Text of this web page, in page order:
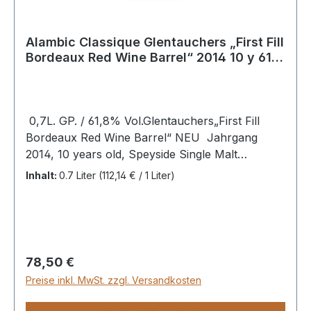
Alambic Classique Glentauchers „First Fill
Bordeaux Red Wine Barrel“ 2014 10 y 61,8
0,7L. GP. / 61,8% Vol.Glentauchers„First Fill
Bordeaux Red Wine Barrel“ NEU Jahrgang
2014, 10 years old, Speyside Single Malt
WhiskyAroma: Kräftige und leicht mineralische
riechen. Nach einigen Minuten an der Luft
erinnern die Aromen zunehmend an frisches
und feuchtes Hadernpapier.Geschmack: Der
Mund füllt sich mit einer kräftigen Süße, Pralinen
Inhalt: 0.7 Liter (112,14 € / 1 Liter)
Regulärer Preis:
78,50 €
Preise inkl. MwSt. zzgl. Versandkosten